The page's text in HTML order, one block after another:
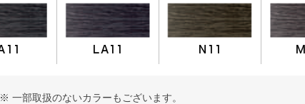
※ 一部取扱のないカラーもございます。